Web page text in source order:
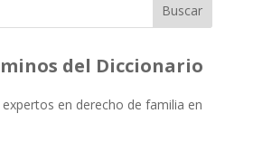
Buscar
del Diccionario
en derecho de familia en